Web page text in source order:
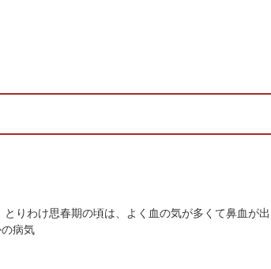
りわけ思春期の頃は、よく血の気が多くて鼻血が出
病気